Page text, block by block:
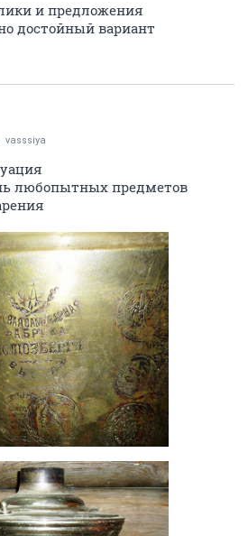
и предложения
достойный вариант
vasssiya
любопытных предметов